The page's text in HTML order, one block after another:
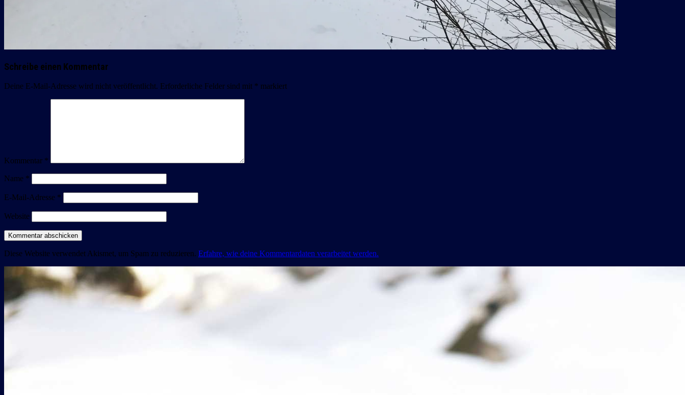
Schreibe einen Kommentar
Deine E-Mail-Adresse wird nicht veröffentlicht. Erforderliche Felder sind mit * markiert
Kommentar *
Name *
E-Mail-Adresse *
Website
Diese Website verwendet Akismet, um Spam zu reduzieren. Erfahre, wie deine Kommentardaten verarbeitet werden.